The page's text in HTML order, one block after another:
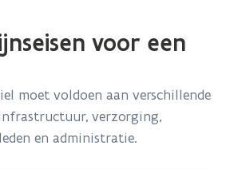
gaan voor een
moet voldoen aan verschillende
verzorging,
en administratie.